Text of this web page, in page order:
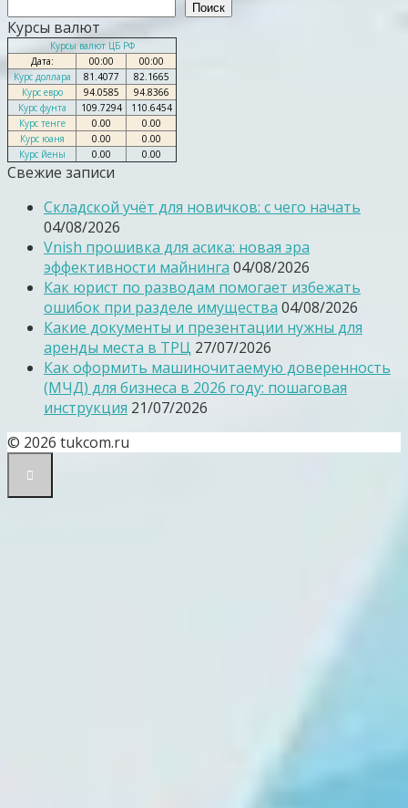
Поиск
Курсы валют
Курсы валют ЦБ РФ
Дата:
00:00
00:00
Курс доллара
81.4077
82.1665
Курс евро
94.0585
94.8366
Курс фунта
109.7294
110.6454
Курс тенге
0.00
0.00
Курс юаня
0.00
0.00
Курс йены
0.00 0.00
Свежие записи
Складской учёт для новичков: с чего начать
04/08/2026
Vnish прошивка для асика: новая эра
эффективности майнинга 04/08/2026
Как юрист по разводам помогает избежать
ошибок при разделе имущества 04/08/2026
Какие документы и презентации нужны для
аренды места в ТРЦ 27/07/2026
Как оформить машиночитаемую доверенность
(МЧД) для бизнеса в 2026 году: пошаговая
инструкция 21/07/2026
© 2026 tukcom.ru